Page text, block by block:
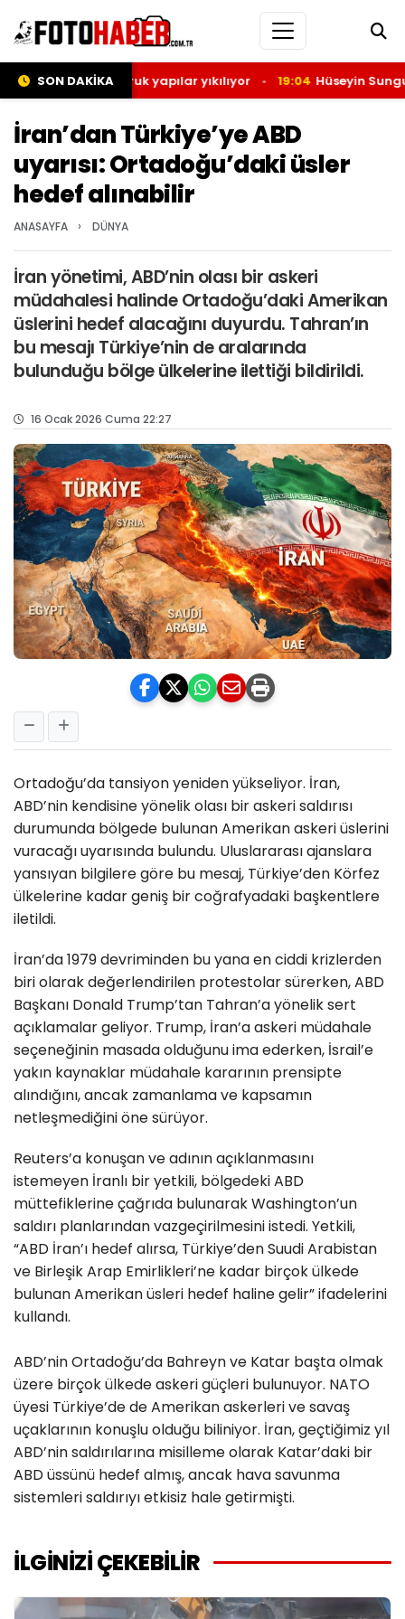
SON DAKİKA
ve metruk yapılar yıkılıyor 19:04 Hüseyin Sungur’un
İran’dan Türkiye’ye ABD
uyarısı: Ortadoğu’daki üsler
hedef alınabilir
ANASAYFA › DÜNYA
İran yönetimi, ABD’nin olası bir askeri
müdahalesi halinde Ortadoğu’daki Amerikan
üslerini hedef alacağını duyurdu. Tahran’ın
bu mesajı Türkiye’nin de aralarında
bulunduğu bölge ülkelerine ilettiği bildirildi.
16 Ocak 2026 Cuma 22:27
Ortadoğu’da tansiyon yeniden yükseliyor. İran,
ABD’nin kendisine yönelik olası bir askeri saldırısı
durumunda bölgede bulunan Amerikan askeri üslerini
vuracağı uyarısında bulundu. Uluslararası ajanslara
yansıyan bilgilere göre bu mesaj, Türkiye’den Körfez
ülkelerine kadar geniş bir coğrafyadaki başkentlere
iletildi.
İran’da 1979 devriminden bu yana en ciddi krizlerden
biri olarak değerlendirilen protestolar sürerken, ABD
Başkanı Donald Trump’tan Tahran’a yönelik sert
açıklamalar geliyor. Trump, İran’a askeri müdahale
seçeneğinin masada olduğunu ima ederken, İsrail’e
yakın kaynaklar müdahale kararının prensipte
alındığını, ancak zamanlama ve kapsamın
netleşmediğini öne sürüyor.
Reuters’a konuşan ve adının açıklanmasını
istemeyen İranlı bir yetkili, bölgedeki ABD
müttefiklerine çağrıda bulunarak Washington’un
saldırı planlarından vazgeçirilmesini istedi. Yetkili,
“ABD İran’ı hedef alırsa, Türkiye’den Suudi Arabistan
ve Birleşik Arap Emirlikleri’ne kadar birçok ülkede
bulunan Amerikan üsleri hedef haline gelir” ifadelerini
kullandı.
ABD’nin Ortadoğu’da Bahreyn ve Katar başta olmak
üzere birçok ülkede askeri güçleri bulunuyor. NATO
üyesi Türkiye’de de Amerikan askerleri ve savaş
uçaklarının konuşlu olduğu biliniyor. İran, geçtiğimiz yıl
ABD’nin saldırılarına misilleme olarak Katar’daki bir
ABD üssünü hedef almış, ancak hava savunma
sistemleri saldırıyı etkisiz hale getirmişti.
İLGİNİZİ ÇEKEBİLİR